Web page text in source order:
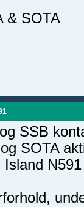
& SOTA
SSB
SOTA